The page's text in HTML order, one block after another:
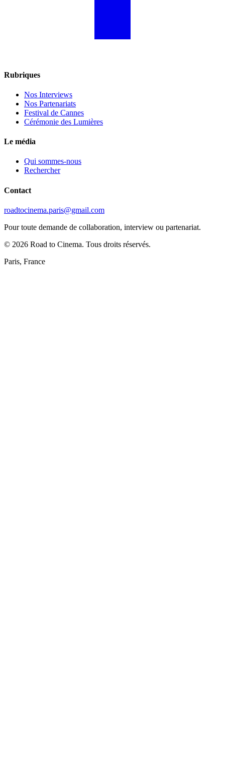
Rubriques
Nos Interviews
Nos Partenariats
Festival de Cannes
Cérémonie des Lumières
Le média
Qui sommes-nous
Rechercher
Contact
roadtocinema.paris@gmail.com
Pour toute demande de collaboration, interview ou partenariat.
© 2026 Road to Cinema. Tous droits réservés.
Paris, France